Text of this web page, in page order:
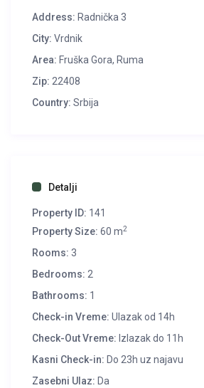
Address: Radnička 3
City: Vrdnik
Area: Fruška Gora, Ruma
Zip: 22408
Country: Srbija
Detalji
Property ID: 141
Property Size: 60 m2
Rooms: 3
Bedrooms: 2
Bathrooms: 1
Check-in Vreme: Ulazak od 14h
Check-Out Vreme: Izlazak do 11h
Kasni Check-in: Do 23h uz najavu
Zasebni Ulaz: Da